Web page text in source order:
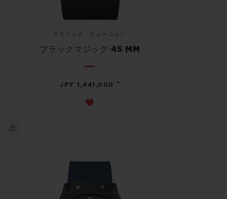
クラシック・フュージョン
ブラックマジック 45 MM
JPY 1,441,000 •